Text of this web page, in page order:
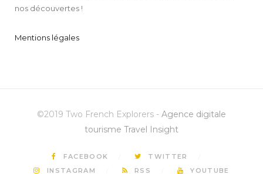
nos découvertes !
Mentions légales
©2019 Two French Explorers - Agence digitale
tourisme Travel Insight
FACEBOOK
TWITTER
INSTAGRAM
RSS YOUTUBE